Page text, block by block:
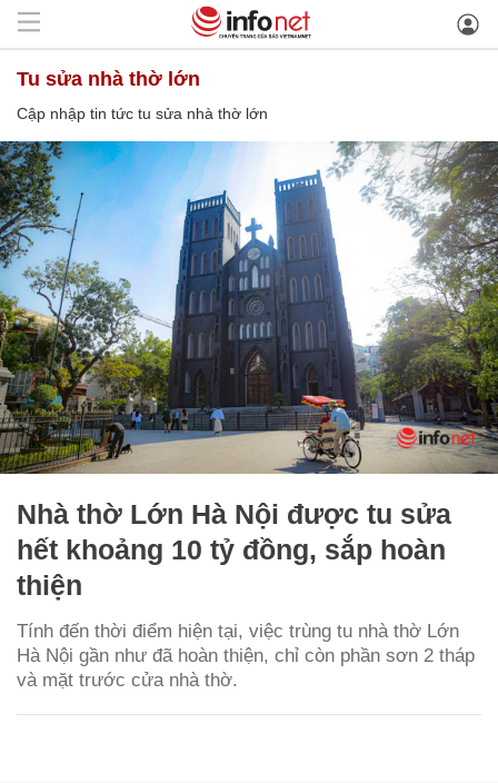
tu sửa nhà thờ lớn
Cập nhập tin tức tu sửa nhà thờ lớn
Nhà thờ Lớn Hà Nội được tu sửa
hết khoảng 10 tỷ đồng, sắp hoàn
thiện
Tính đến thời điểm hiện tại, việc trùng tu nhà thờ Lớn
Hà Nội gần như đã hoàn thiện, chỉ còn phần sơn 2 tháp
và mặt trước cửa nhà thờ.